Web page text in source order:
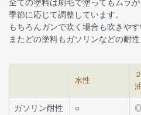
全ての塗料は刷毛で塗ってもムラ
季節に応じて調整しています。
もちろんガンで吹く場合も吹きやす
またどの塗料もガソリンなどの耐
水性
ガソリン耐性 ○